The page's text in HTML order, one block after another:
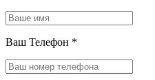
Ваш Телефон *